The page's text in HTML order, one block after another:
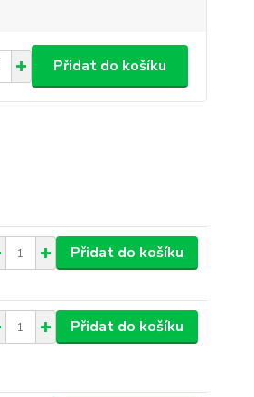
Přidat do košíku
Přidat do košíku
Přidat do košíku